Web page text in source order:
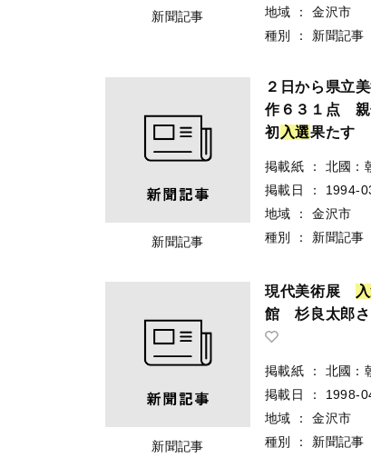
新聞記事
地域
：
金沢市
種別
： 新聞記事
新聞記事
２日から県立
作６３１点
初 入選果たす
掲載紙 ：
北國：
掲載日
：
1994-
地域
：
金沢市
種別
： 新聞記事
新聞記事
現代美術展 入
館 杉良太郎
掲載紙 ：
北國：
掲載日
：
1998-
地域
：
金沢市
種別
： 新聞記事